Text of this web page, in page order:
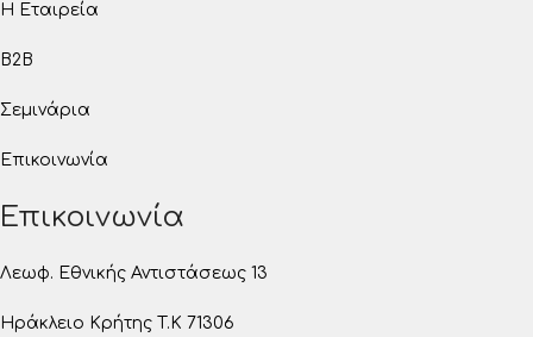
Η Εταιρεία
B2B
Σεμινάρια
Επικοινωνία
Επικοινωνία
Λεωφ. Εθνικής Αντιστάσεως 13
Ηράκλειο Κρήτης T.K 71306